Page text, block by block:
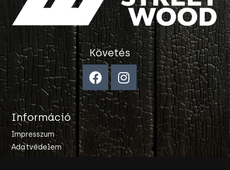
Követés
Információ
Impresszum
Adatvédelem